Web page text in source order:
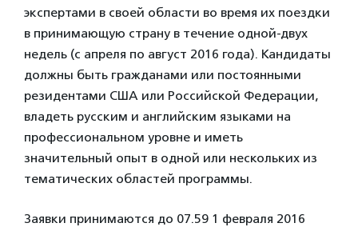
экспертами в своей области во время их поездки
в принимающую страну в течение одной-двух
недель (с апреля по август 2016 года). Кандидаты
должны быть гражданами или постоянными
резидентами США или Российской Федерации,
владеть русским и английским языками на
профессиональном уровне и иметь
значительный опыт в одной или нескольких из
тематических областей программы.
Заявки принимаются до 07.59 1 февраля 2016